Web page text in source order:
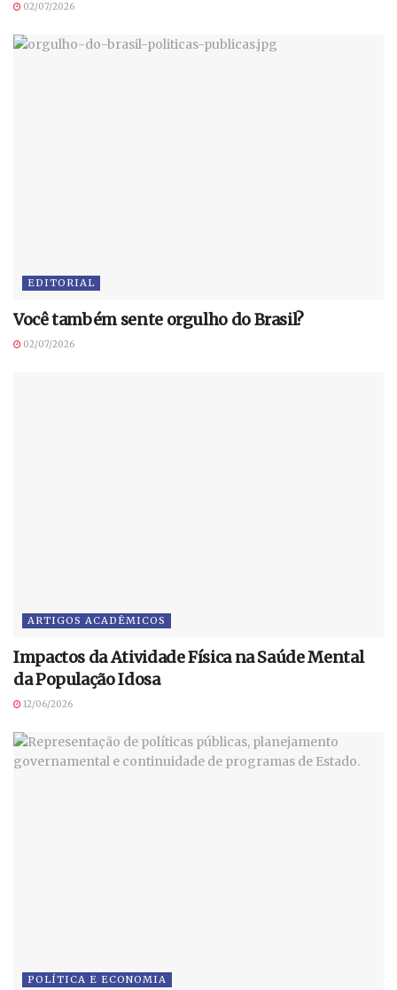
02/07/2026
EDITORIAL
Você também sente orgulho do Brasil?
02/07/2026
ARTIGOS ACADÊMICOS
Impactos da Atividade Física na Saúde Mental
da População Idosa
12/06/2026
POLÍTICA E ECONOMIA